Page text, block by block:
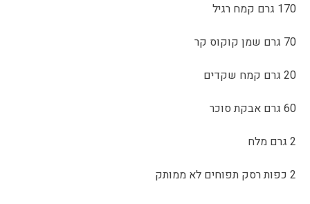
170 גרם קמח רגיל
70 גרם שמן קוקוס קר
20 גרם קמח שקדים
60 גרם אבקת סוכר
2 גרם מלח
2 כפות רסק תפוחים לא ממותק